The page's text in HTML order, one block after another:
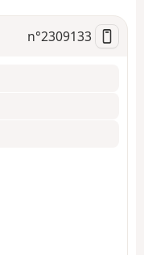
n
n°2309133